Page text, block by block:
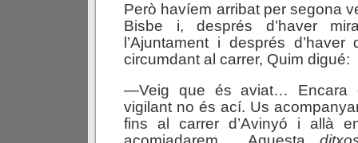
Però havíem arribat per segona
Bisbe i, després d’haver
l’Ajuntament i després
circumdant al carrer, Quim digué:
—Veig que és aviat… Encara
vigilant no és ací. Us
fins al carrer d’Avinyó i allà